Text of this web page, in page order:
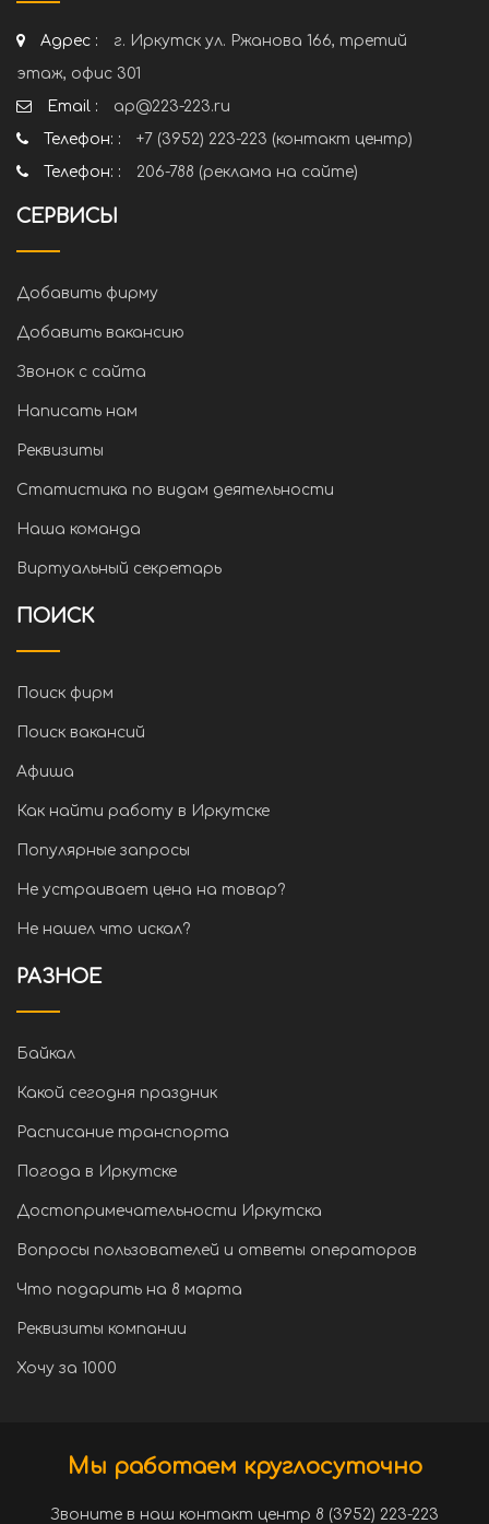
Адрес :
г. Иркутск ул. Ржанова 166, третий
этаж, офис 301
Email :
ap@223-223.ru
Телефон: :
+7 (3952) 223-223 (контакт центр)
Телефон: :
206-788 (реклама на сайте)
СЕРВИСЫ
Добавить фирму
Добавить вакансию
Звонок с сайта
Написать нам
Реквизиты
Статистика по видам деятельности
Наша команда
Виртуальный секретарь
ПОИСК
Поиск фирм
Поиск вакансий
Афиша
Как найти работу в Иркутске
Популярные запросы
Не устраивает цена на товар?
Не нашел что искал?
РАЗНОЕ
Байкал
Какой сегодня праздник
Расписание транспорта
Погода в Иркутске
Достопримечательности Иркутска
Вопросы пользователей и ответы операторов
Что подарить на 8 марта
Реквизиты компании
Хочу за 1000
Мы работаем круглосуточно
Звоните в наш контакт центр 8 (3952) 223-223